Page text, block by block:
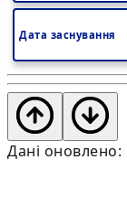
Дата заснування
Дані оновлено: